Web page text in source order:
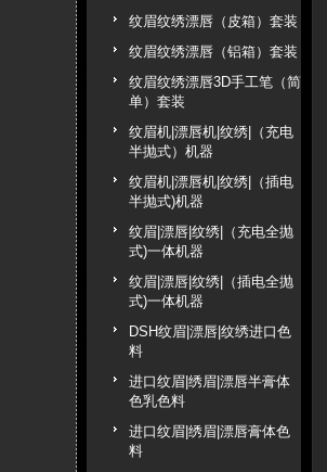
纹眉纹绣漂唇（皮箱）套装
纹眉纹绣漂唇（铝箱）套装
纹眉纹绣漂唇3D手工笔（简
单）套装
纹眉机|漂唇机|纹绣|（充电
半抛式）机器
纹眉机|漂唇机|纹绣|（插电
半抛式)机器
纹眉|漂唇|纹绣|（充电全抛
式)一体机器
纹眉|漂唇|纹绣|（插电全抛
式)一体机器
DSH纹眉|漂唇|纹绣进口色
料
进口纹眉|绣眉|漂唇半膏体
色乳色料
进口纹眉|绣眉|漂唇膏体色
料